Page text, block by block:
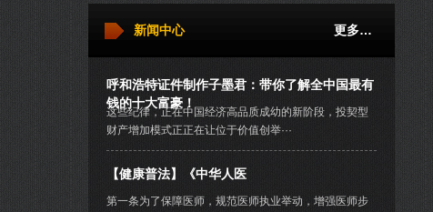
更多…
新闻中心
呼和浩特证件制作子墨君：带你了解全中国最有
钱的十大富豪！
这些纪律，正在中国经济高品质成幼的新阶段，投契型
财产增加模式正正在让位于价值创举···
【健康普法】《中华人医
第一条为了保障医师，规范医师执业举动，增强医师步